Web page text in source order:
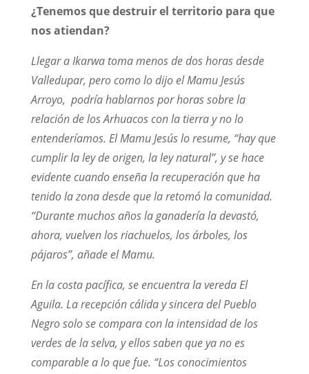
¿Tenemos que destruir el territorio para que
nos atiendan?
Llegar a Ikarwa toma menos de dos horas desde
Valledupar, pero como lo dijo el Mamu Jesús
Arroyo, podría hablarnos por horas sobre la
relación de los Arhuacos con la tierra y no lo
entenderíamos. El Mamu Jesús lo resume, “hay que
cumplir la ley de origen, la ley natural”, y se hace
evidente cuando enseña la recuperación que ha
tenido la zona desde que la retomó la comunidad.
“Durante muchos años la ganadería la devastó,
ahora, vuelven los riachuelos, los árboles, los
pájaros”, añade el Mamu.
En la costa pacífica, se encuentra la vereda El
Aguila. La recepción cálida y sincera del Pueblo
Negro solo se compara con la intensidad de los
verdes de la selva, y ellos saben que ya no es
comparable a lo que fue. “Los conocimientos